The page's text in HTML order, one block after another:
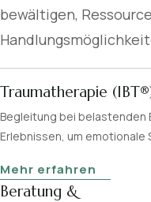
bewältigen,
Traumatherapie
Begleitung bei belastenden
Erlebnissen, um emotionale
Mehr erfahren
Beratung &